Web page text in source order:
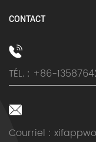
CONTACT
TÉL. : +86-
Courriel :